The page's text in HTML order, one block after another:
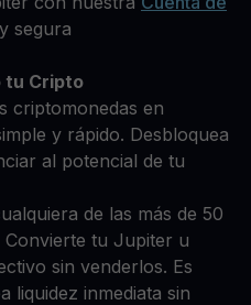
segura
tu Cripto
criptomonedas en
y rápido. Desbloquea
al potencial de tu
de las más de 50
tu Jupiter u
sin venderlos. Es
liquidez inmediata sin